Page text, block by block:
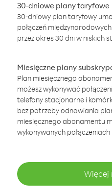
30-dniowe plany taryfowe
30-dniowy plan taryfowy
połączeń
przez okres 30 dni w niskich
Miesięczne plany
Plan miesięcznego
możesz wykonywać
telefony stacjonarne i
bez potrzeby odnawiania
miesięcznego abonamentu
wykonywanych połączeniach
Więcej